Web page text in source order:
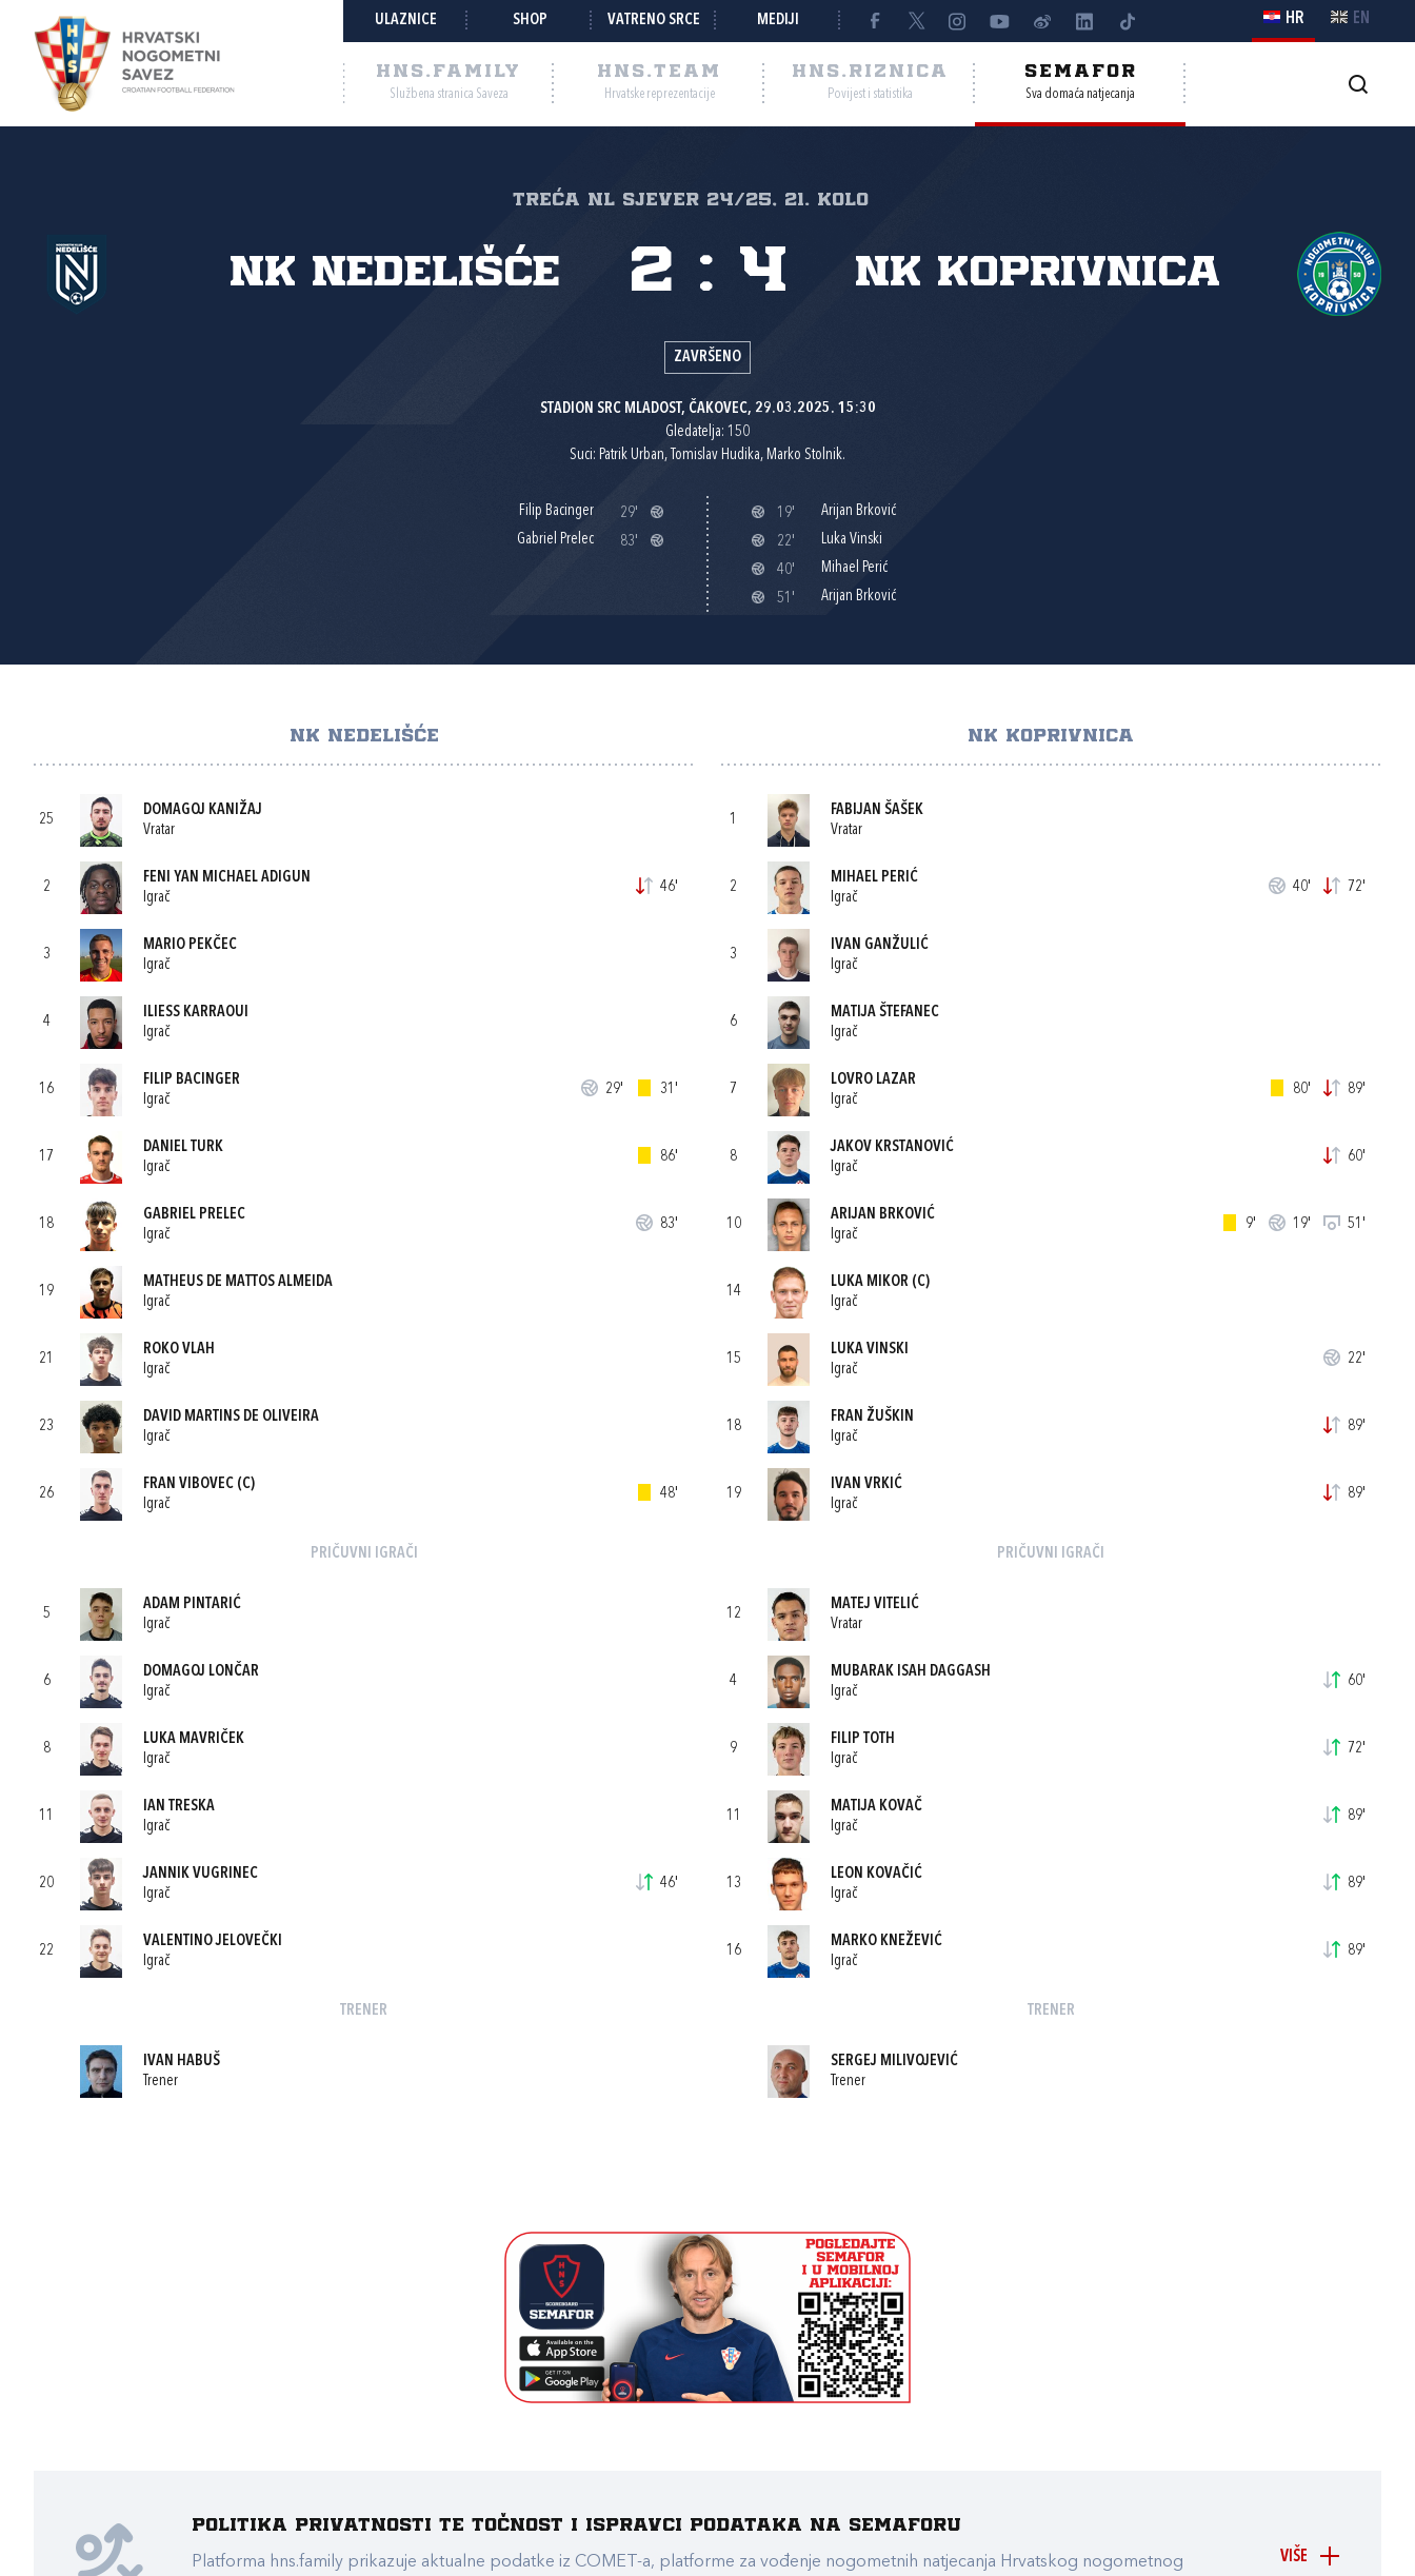
ULAZNICE SHOP VATRENO SRCE MEDIJI HR EN
HNS.FAMILY
Službena stranica Saveza
HNS.TEAM
Hrvatske reprezentacije
HNS.RIZNICA
Povijest i statistika
SEMAFOR
Sva domaća natjecanja
Treća NL Sjever 24/25, 21. kolo
NK Nedelišće NK Koprivnica
2 : 4
ZAVRŠENO
STADION SRC MLADOST, ČAKOVEC, 29.03.2025. 15:30
Gledatelja: 150
Suci: Patrik Urban, Tomislav Hudika, Marko Stolnik.
Filip Bacinger
29'
Gabriel Prelec
83'
19'
Arijan Brković
22'
Luka Vinski
40'
Mihael Perić
51'
Arijan Brković
NK NEDELIŠĆE
25
DOMAGOJ KANIŽAJ
Vratar
2
FENI YAN MICHAEL ADIGUN
Igrač
46'
3
MARIO PEKČEC
Igrač
4
ILIESS KARRAOUI
Igrač
16
FILIP BACINGER
Igrač
29' 31'
17
DANIEL TURK
Igrač
86'
18
GABRIEL PRELEC
Igrač
83'
19
MATHEUS DE MATTOS ALMEIDA
Igrač
21
ROKO VLAH
Igrač
23
DAVID MARTINS DE OLIVEIRA
Igrač
26
FRAN VIBOVEC (C)
Igrač
48'
PRIČUVNI IGRAČI
5
ADAM PINTARIĆ
Igrač
6
DOMAGOJ LONČAR
Igrač
8
LUKA MAVRIČEK
Igrač
11
IAN TRESKA
Igrač
20
JANNIK VUGRINEC
Igrač
46'
22
VALENTINO JELOVEČKI
Igrač
TRENER
IVAN HABUŠ
Trener
NK KOPRIVNICA
1
FABIJAN ŠAŠEK
Vratar
2
MIHAEL PERIĆ
Igrač
40' 72'
3
IVAN GANŽULIĆ
Igrač
6
MATIJA ŠTEFANEC
Igrač
7
LOVRO LAZAR
Igrač
80' 89'
8
JAKOV KRSTANOVIĆ
Igrač
60'
10
ARIJAN BRKOVIĆ
Igrač
9' 19' 51'
14
LUKA MIKOR (C)
Igrač
15
LUKA VINSKI
Igrač
22'
18
FRAN ŽUŠKIN
Igrač
89'
19
IVAN VRKIĆ
Igrač
89'
PRIČUVNI IGRAČI
12
MATEJ VITELIĆ
Vratar
4
MUBARAK ISAH DAGGASH
Igrač
60'
9
FILIP TOTH
Igrač
72'
11
MATIJA KOVAČ
Igrač
89'
13
LEON KOVAČIĆ
Igrač
89'
16
MARKO KNEŽEVIĆ
Igrač
89'
TRENER
SERGEJ MILIVOJEVIĆ
Trener
VIŠE
Politika privatnosti te točnost i ispravci podataka na Semaforu
Platforma hns.family prikazuje aktualne podatke iz COMET-a, platforme za vođenje nogometnih natjecanja Hrvatskog nogometnog